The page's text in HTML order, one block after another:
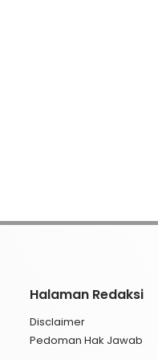
Halaman Redaksi
Disclaimer
Pedoman Hak Jawab